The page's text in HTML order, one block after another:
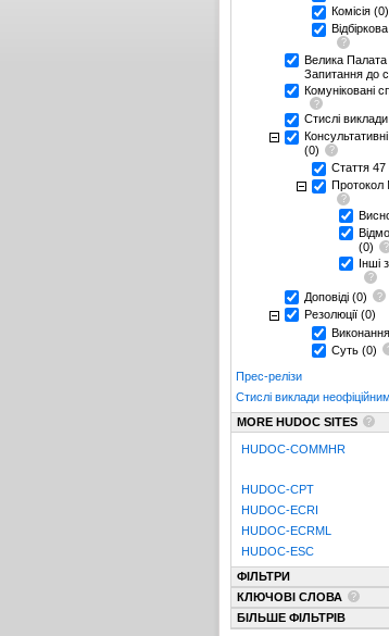
Комісія (0)
Велика Палата
Запитання до
Комуніковані
Стислі виклади
(0)
Стаття 47
(0)
Інші
Доповіді (0)
Резолюції (0)
Виконання
Суть (0)
Прес-релізи
Стислі виклади
MORE HUDOC SITES
HUDOC-COMMHR
HUDOC-CPT
HUDOC-ECRI
HUDOC-ECRML
HUDOC-ESC
ФІЛЬТРИ
КЛЮЧОВІ СЛОВА
БІЛЬШЕ ФІЛЬТРІВ